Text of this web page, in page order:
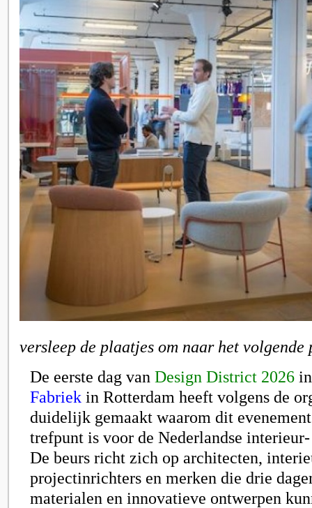
versleep de plaatjes om naar het
De eerste dag van Design District 2026
Fabriek in Rotterdam heeft volgens de
duidelijk gemaakt waarom dit
trefpunt is voor de Nederlandse
De beurs richt zich op architecten,
projectinrichters en merken die drie
materialen en innovatieve ontwerpen